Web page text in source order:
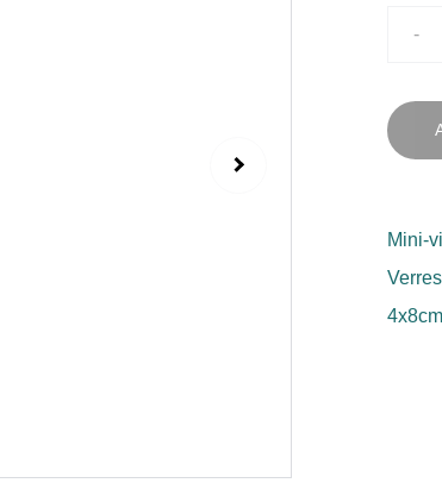
-
Mini-
4x8cm